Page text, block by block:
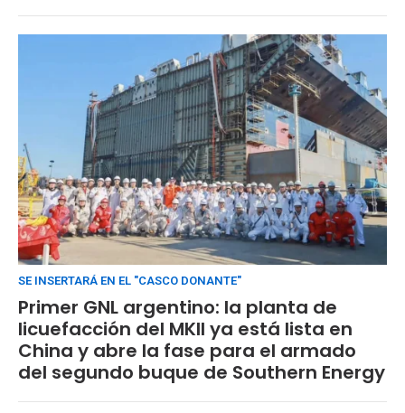
SE INSERTARÁ EN EL "CASCO DONANTE"
Primer GNL argentino: la planta de
licuefacción del MKII ya está lista en
China y abre la fase para el armado
del segundo buque de Southern Energy